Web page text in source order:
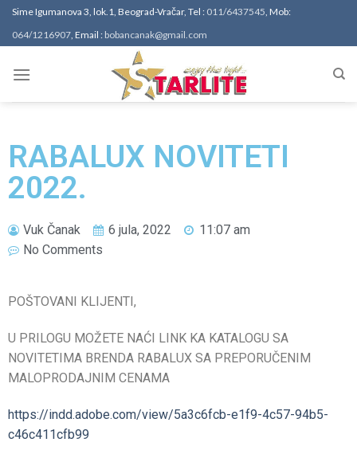
Sime Igumanova 3, lok.1, Beograd-Vračar, Tel : 011/6437545, Mob:
064/1216907, Email : bobancanak@gmail.com
RABALUX NOVITETI
2022.
Vuk Čanak 6 jula, 2022
11:07 am
No Comments
POŠTOVANI KLIJENTI,
U PRILOGU MOŽETE NAĆI LINK KA KATALOGU SA
NOVITETIMA BRENDA RABALUX SA PREPORUČENIM
MALOPRODAJNIM CENAMA
https://indd.adobe.com/view/5a3c6fcb-e1f9-4c57-94b5-
c46c411cfb99